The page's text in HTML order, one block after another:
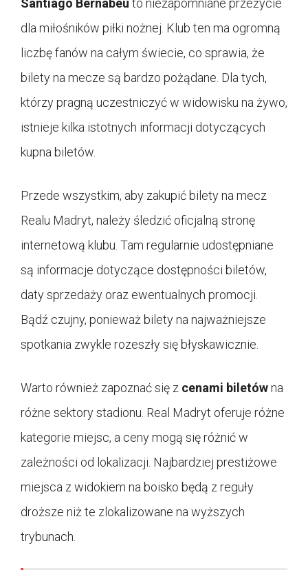
Santiago Bernabéu to niezapomniane przeżycie
dla miłośników piłki nożnej. Klub ten ma ogromną
liczbę fanów na całym świecie, co sprawia, że
bilety na mecze są bardzo pożądane. Dla tych,
którzy pragną uczestniczyć w widowisku na żywo,
istnieje kilka istotnych informacji dotyczących
kupna biletów.
Przede wszystkim, aby zakupić bilety na mecz
Realu Madryt, należy śledzić oficjalną stronę
internetową klubu. Tam regularnie udostępniane
są informacje dotyczące dostępności biletów,
daty sprzedaży oraz ewentualnych promocji.
Bądź czujny, ponieważ bilety na najważniejsze
spotkania zwykle rozeszły się błyskawicznie.
Warto również zapoznać się z cenami biletówna
różne sektory stadionu. Real Madryt oferuje różne
kategorie miejsc, a ceny mogą się różnić w
zależności od lokalizacji. Najbardziej prestiżowe
miejsca z widokiem na boisko będą z reguły
droższe niż te zlokalizowane na wyższych
trybunach.